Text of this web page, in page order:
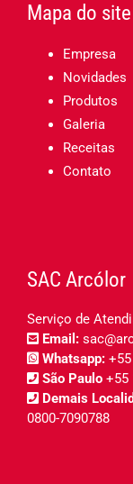
Mapa do site
Empresa
Novidades
Produtos
Galeria
Receitas
Contato
SAC Arcólor
Serviço de
Email:
Whatsapp:
São Paulo +55
Demais
0800-7090788